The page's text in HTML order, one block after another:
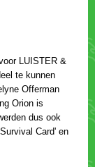
LUISTER &
te kunnen
Offerman
Orion is
dus ook
Card' en